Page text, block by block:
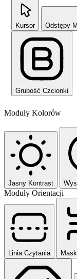
Kursor Odstępy
Grubość Czcionki
Moduły Kolorów
Jasny Kontrast
Moduły Orientacji
Linia Czytania